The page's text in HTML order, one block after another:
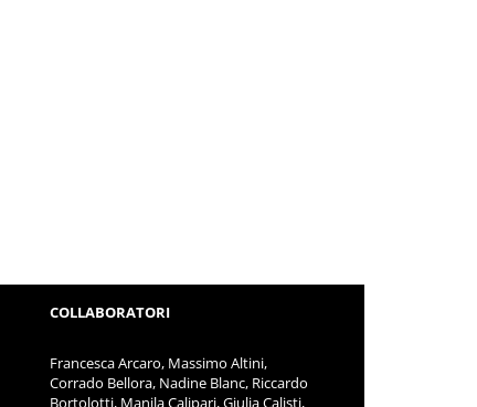
COLLABORATORI
Francesca Arcaro, Massimo Altini,
Corrado Bellora, Nadine Blanc, Riccardo
Bortolotti, Manila Calipari, Giulia Calisti,